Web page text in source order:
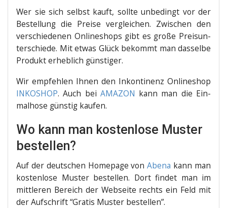
Wer sie sich selbst kauft, soll­te unbe­dingt vor der
Bestel­lung die Prei­se ver­glei­chen. Zwi­schen den
ver­schie­de­nen Online­shops gibt es gro­ße Preis­un­
ter­schie­de. Mit etwas Glück bekommt man das­sel­be
Pro­dukt erheb­lich günstiger.
Wir emp­feh­len Ihnen den Inkon­ti­nenz Online­shop
INKOSHOP. Auch bei AMAZON kann man die Ein­
mal­ho­se güns­tig kaufen.
Wo kann man kostenlose Muster
bestellen?
Auf der deut­schen Home­page vonAbe­na kann man
kos­ten­lo­se Mus­ter bestel­len. Dort fin­det man im
mitt­le­ren Bereich der Web­sei­te rechts ein Feld mit
der Auf­schrift “Gra­tis Mus­ter bestellen”.